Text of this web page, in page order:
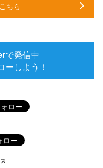
ちら
で発信中
ーしよう！